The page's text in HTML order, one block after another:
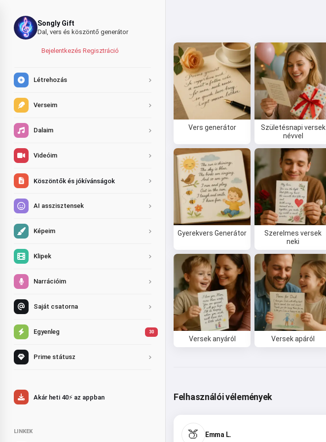
Songly Gift
Dal, vers és köszöntő generátor
Bejelentkezés·Regisztráció
Létrehozás
Verseim
Dalaim
Videóim
Köszöntők és jókívánságok
AI asszisztensek
Képeim
Klipek
Narrációim
Saját csatorna
Egyenleg 30
Prime státusz
Akár heti 40⚡ az appban
LINKEK
Vers generátor
Születésnapi versek
névvel
Gyerekvers Generátor
Szerelmes versek
neki
Versek anyáról Versek apáról
Felhasználói vélemények
🍑 Emma L.